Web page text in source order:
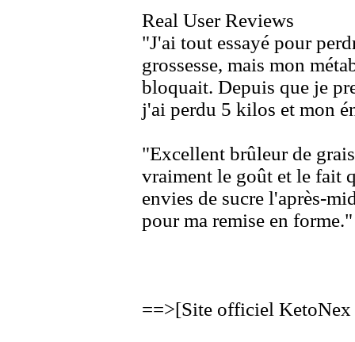
Real User Reviews
"J'ai tout essayé pour
grossesse, mais mon
bloquait. Depuis que je
j'ai perdu 5 kilos et mon
"Excellent brûleur de
vraiment le goût et le fait
envies de sucre l'après-
pour ma remise en forme."
==>[Site officiel KetoNex